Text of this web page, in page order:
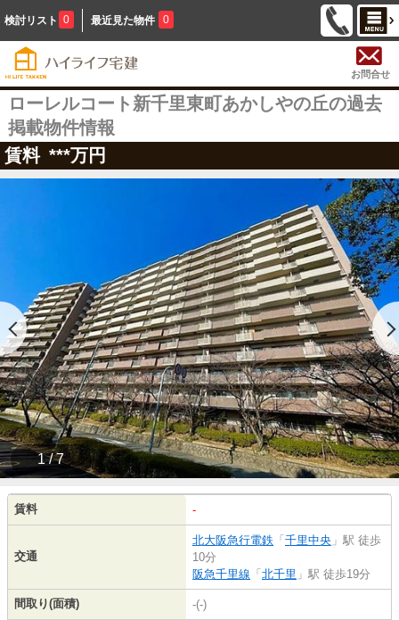
検討リスト 0 最近見た物件 0
お問合せ
ローレルコート新千里東町あかしやの丘の過去
掲載物件情報
賃料 ***万円
1 / 7
賃料 -
交通
北大阪急行電鉄 「 千里中央 」駅 徒歩
10分
阪急千里線 「 北千里 」駅 徒歩19分
間取り(面積) -(-)